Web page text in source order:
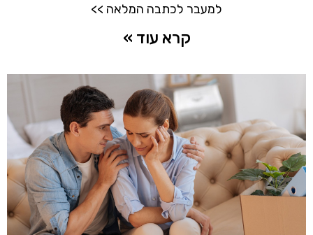
למעבר לכתבה המלאה >>
קרא עוד »